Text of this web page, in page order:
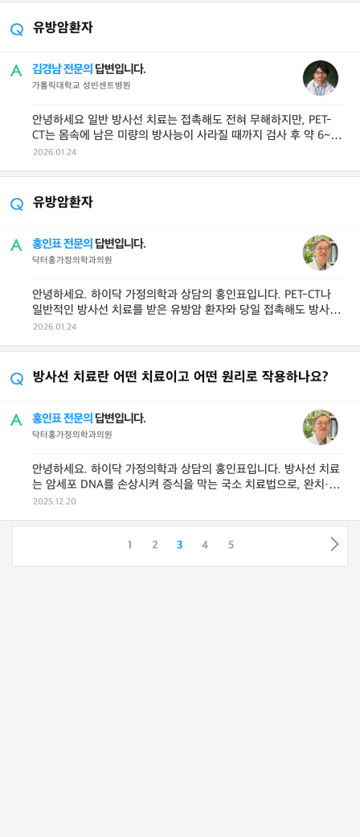
유방암환자
김경남 전문의 답변입니다.
가톨릭대학교 성빈센트병원
안녕하세요 일반 방사선 치료는 접촉해도 전혀 무해하지만, PET-
CT는 몸속에 남은 미량의 방사능이 사라질 때까지 검사 후 약 6~12
시간 동안 임산부나 ...
2026.01.24
유방암환자
홍인표 전문의 답변입니다.
닥터홍가정의학과의원
안녕하세요. 하이닥 가정의학과 상담의 홍인표입니다. PET-CT나
일반적인 방사선 치료를 받은 유방암 환자와 당일 접촉해도 방사능
피폭 위험은 없으니 안심하셔 ...
2026.01.24
방사선 치료란 어떤 치료이고 어떤 원리로 작용하나요?
홍인표 전문의 답변입니다.
닥터홍가정의학과의원
안녕하세요. 하이닥 가정의학과 상담의 홍인표입니다. 방사선 치료
는 암세포 DNA를 손상시켜 증식을 막는 국소 치료법으로, 완치·재
발 방지&midd ...
2025.12.20
1 2 3 4 5